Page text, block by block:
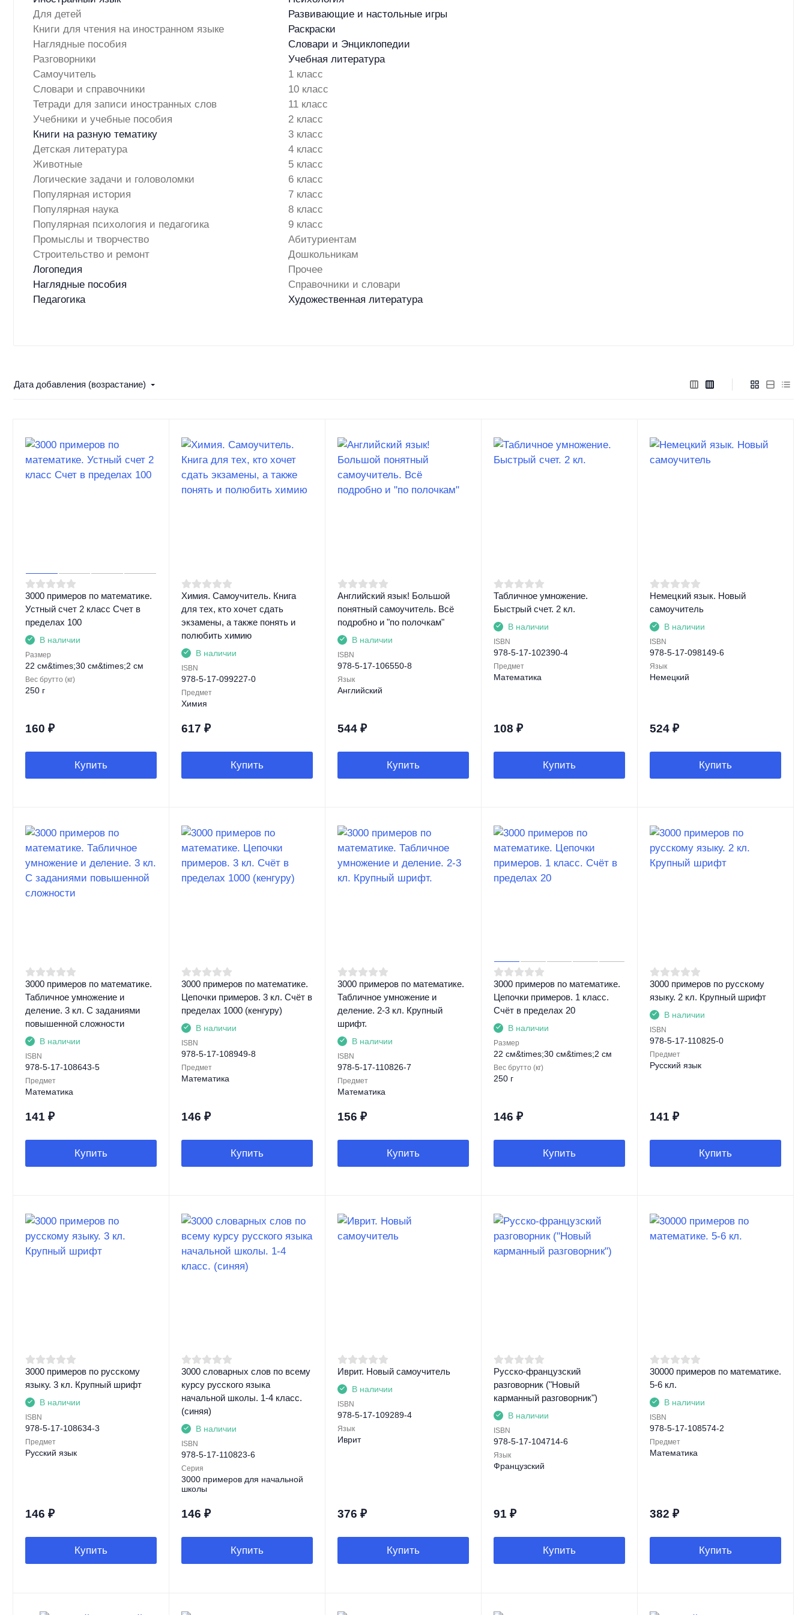
Для детей
Книги для чтения на иностранном языке
Наглядные пособия
Разговорники
Самоучитель
Словари и справочники
Тетради для записи иностранных слов
Учебники и учебные пособия
Книги на разную тематику
Детская литература
Животные
Логические задачи и головоломки
Популярная история
Популярная наука
Популярная психология и педагогика
Промыслы и творчество
Строительство и ремонт
Логопедия
Наглядные пособия
Педагогика
Развивающие и настольные игры
Раскраски
Словари и Энциклопедии
Учебная литература
1 класс
10 класс
11 класс
2 класс
3 класс
4 класс
5 класс
6 класс
7 класс
8 класс
9 класс
Абитуриентам
Дошкольникам
Прочее
Справочники и словари
Художественная литература
Дата добавления (возрастание)
3000 примеров по математике.
Устный счет 2 класс Счет в
пределах 100
В наличии
Размер
22 см&times;30 см&times;2 см
Вес брутто (кг)
250 г
160 ₽
Купить
Химия. Самоучитель. Книга
для тех, кто хочет сдать
экзамены, а также понять и
полюбить химию
В наличии
ISBN
978-5-17-099227-0
Предмет
Химия
617 ₽
Купить
Английский язык! Большой
понятный самоучитель. Всё
подробно и "по полочкам"
В наличии
ISBN
978-5-17-106550-8
Язык
Английский
544 ₽
Купить
Табличное умножение.
Быстрый счет. 2 кл.
В наличии
ISBN
978-5-17-102390-4
Предмет
Математика
108 ₽
Купить
Немецкий язык. Новый
самоучитель
В наличии
ISBN
978-5-17-098149-6
Язык
Немецкий
524 ₽
Купить
3000 примеров по математике.
Табличное умножение и
деление. 3 кл. С заданиями
повышенной сложности
В наличии
ISBN
978-5-17-108643-5
Предмет
Математика
141 ₽
Купить
3000 примеров по математике.
Цепочки примеров. 3 кл. Счёт в
пределах 1000 (кенгуру)
В наличии
ISBN
978-5-17-108949-8
Предмет
Математика
146 ₽
Купить
3000 примеров по математике.
Табличное умножение и
деление. 2-3 кл. Крупный
шрифт.
В наличии
ISBN
978-5-17-110826-7
Предмет
Математика
156 ₽
Купить
3000 примеров по математике.
Цепочки примеров. 1 класс.
Счёт в пределах 20
В наличии
Размер
22 см&times;30 см&times;2 см
Вес брутто (кг)
250 г
146 ₽
Купить
3000 примеров по русскому
языку. 2 кл. Крупный шрифт
В наличии
ISBN
978-5-17-110825-0
Предмет
Русский язык
141 ₽
Купить
3000 примеров по русскому
языку. 3 кл. Крупный шрифт
В наличии
ISBN
978-5-17-108634-3
Предмет
Русский язык
146 ₽
Купить
3000 словарных слов по всему
курсу русского языка
начальной школы. 1-4 класс.
(синяя)
В наличии
ISBN
978-5-17-110823-6
Серия
3000 примеров для начальной
школы
146 ₽
Купить
Иврит. Новый самоучитель
В наличии
ISBN
978-5-17-109289-4
Язык
Иврит
376 ₽
Купить
Русско-французский
разговорник ("Новый
карманный разговорник")
В наличии
ISBN
978-5-17-104714-6
Язык
Французский
91 ₽
Купить
30000 примеров по математике.
5-6 кл.
В наличии
ISBN
978-5-17-108574-2
Предмет
Математика
382 ₽
Купить